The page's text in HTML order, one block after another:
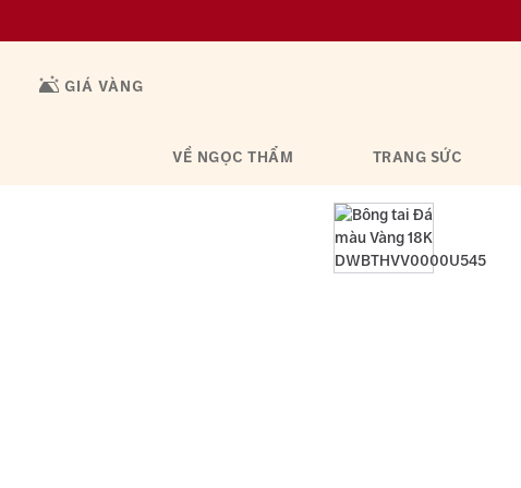
GIÁ VÀNG
VỀ NGỌC THẨM TRANG SỨC